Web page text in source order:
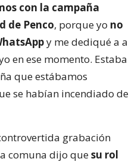
con la campaña
de Penco, porque yo no
y me dediqué a a
en ese momento. Estaba
que estábamos
se habían incendiado de
grabación
comuna dijo quesu rol